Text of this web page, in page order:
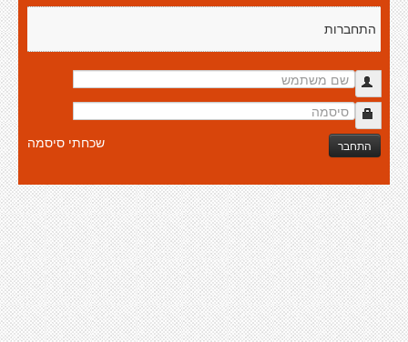
התחברות
התחבר שכחתי סיסמה